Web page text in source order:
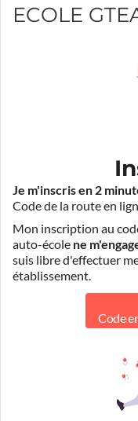
ECOLE
Je m'inscris en 2
Code de la route en
Mon inscription au
auto-école ne
suis libre d'effectuer
établissement.
Code